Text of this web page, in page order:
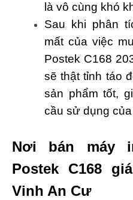
là vô cùng khó
Sau khi phân
mất của việc
Postek C168
sẽ thật tỉnh táo
sản phẩm tốt,
cầu sử dụng
Nơi bán máy
Postek C168
Vinh An Cư